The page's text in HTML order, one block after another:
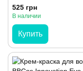
Nero 100 мл
525 грн
В наличии
Купить